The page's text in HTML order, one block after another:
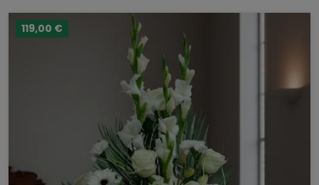
119,00 €